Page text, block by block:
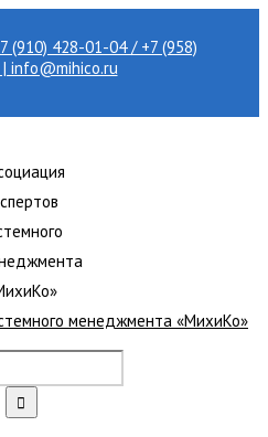
(910) 428-01-04 / +7 (958)
info@mihico.ru